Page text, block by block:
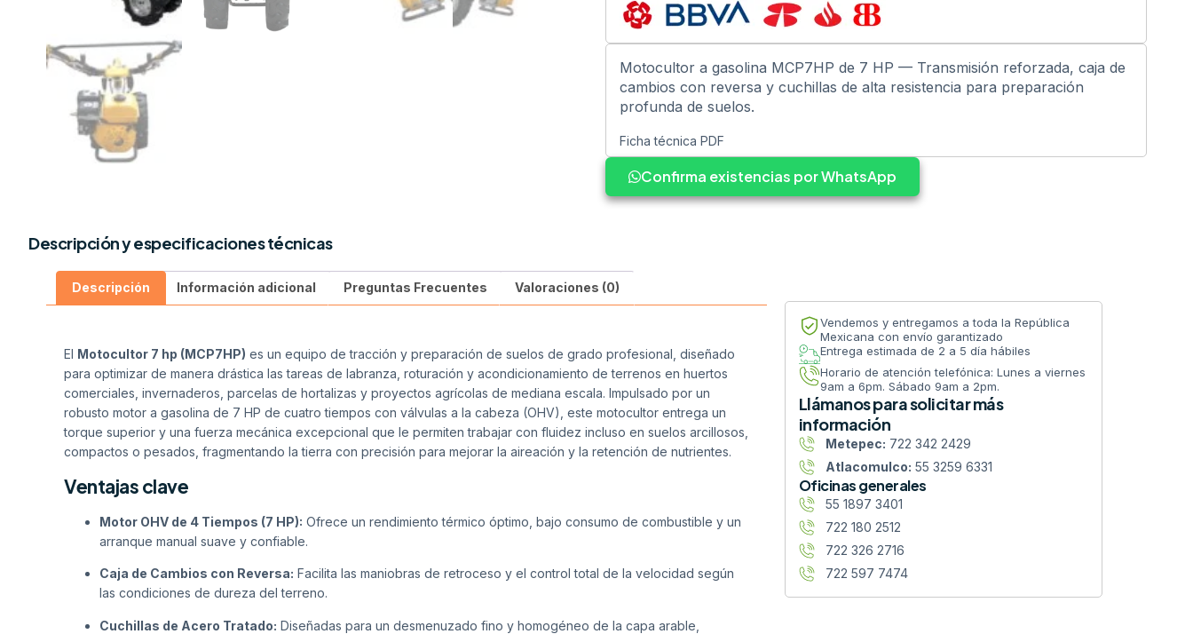
Motocultor a gasolina MCP7HP de 7 HP — Transmisión reforzada, caja de
cambios con reversa y cuchillas de alta resistencia para preparación
profunda de suelos.
Ficha técnica PDF
Confirma existencias por WhatsApp
Descripción y especificaciones técnicas
Descripción Información adicional Preguntas Frecuentes Valoraciones (0)
El Motocultor 7 hp (MCP7HP) es un equipo de tracción y preparación de suelos de grado profesional, diseñado
para optimizar de manera drástica las tareas de labranza, roturación y acondicionamiento de terrenos en huertos
comerciales, invernaderos, parcelas de hortalizas y proyectos agrícolas de mediana escala. Impulsado por un
robusto motor a gasolina de 7 HP de cuatro tiempos con válvulas a la cabeza (OHV), este motocultor entrega un
torque superior y una fuerza mecánica excepcional que le permiten trabajar con fluidez incluso en suelos arcillosos,
compactos o pesados, fragmentando la tierra con precisión para mejorar la aireación y la retención de nutrientes.
Ventajas clave
Motor OHV de 4 Tiempos (7 HP): Ofrece un rendimiento térmico óptimo, bajo consumo de combustible y un
arranque manual suave y confiable.
Caja de Cambios con Reversa: Facilita las maniobras de retroceso y el control total de la velocidad según
las condiciones de dureza del terreno.
Cuchillas de Acero Tratado: Diseñadas para un desmenuzado fino y homogéneo de la capa arable,
Vendemos y entregamos a toda la República
Mexicana con envío garantizado
Entrega estimada de 2 a 5 día hábiles
Horario de atención telefónica: Lunes a viernes
9am a 6pm. Sábado 9am a 2pm.
Llámanos para solicitar más
información
Metepec: 722 342 2429
Atlacomulco: 55 3259 6331
Oficinas generales
55 1897 3401
722 180 2512
722 326 2716
722 597 7474